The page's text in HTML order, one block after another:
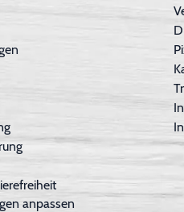
anpassen